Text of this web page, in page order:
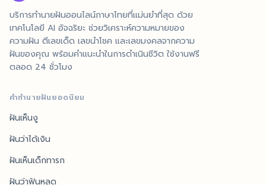
บริการทำนายฝันออนไลน์ภาษาไทยที่แม่นยำที่สุด ด้วย
เทคโนโลยี AI อัจฉริยะ ช่วยวิเคราะห์ความหมายของ
ความฝัน ตีเลขเด็ด เลขนำโชค และเลขมงคลจากความ
ฝันของคุณ พร้อมคำแนะนำในการดำเนินชีวิต ใช้งานฟรี
ตลอด 24 ชั่วโมง
คำทำนายฝันยอดนิยม
ฝันเห็นงู
ฝันว่าได้เงิน
ฝันเห็นเด็กทารก
ฝันว่าฟันหลุด